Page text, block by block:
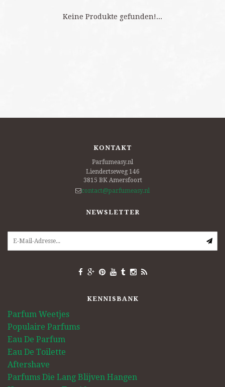
Keine Produkte gefunden!...
KONTAKT
Parfumeasy.nl
Liendertseweg 146
3815 BK Amersfoort
contact@parfumeasy.nl
NEWSLETTER
KENNISBANK
Parfum Weetjes
Populaire Parfums
Eau De Parfum
Eau De Toilette
Aftershave
Parfums Die Lang Blijven Hangen